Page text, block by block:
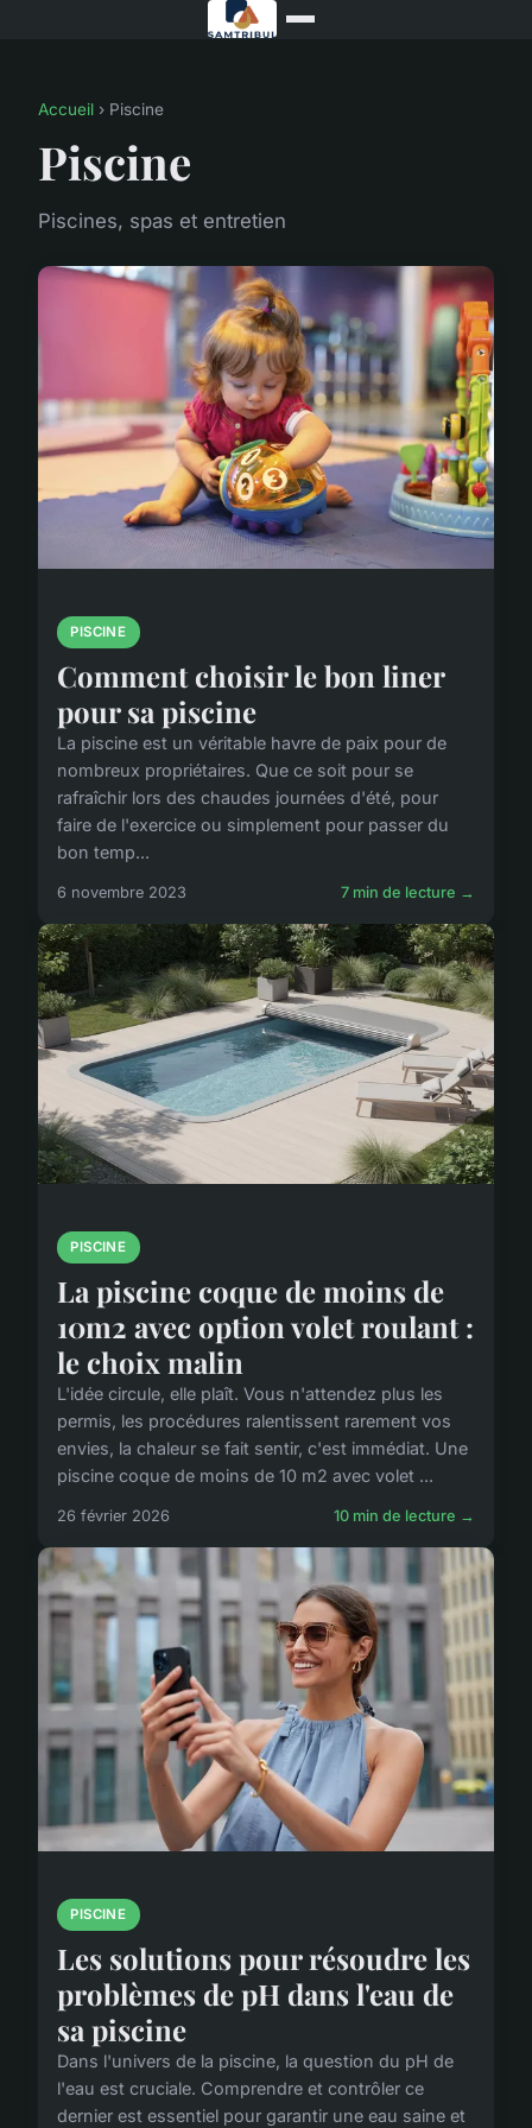
Accueil › Piscine
Piscine
Piscines, spas et entretien
PISCINE
Comment choisir le bon liner
pour sa piscine
La piscine est un véritable havre de paix pour de
nombreux propriétaires. Que ce soit pour se
rafraîchir lors des chaudes journées d'été, pour
faire de l'exercice ou simplement pour passer du
bon temp...
6 novembre 2023 7 min de lecture →
PISCINE
La piscine coque de moins de
10m2 avec option volet roulant :
le choix malin
L'idée circule, elle plaît. Vous n'attendez plus les
permis, les procédures ralentissent rarement vos
envies, la chaleur se fait sentir, c'est immédiat. Une
piscine coque de moins de 10 m2 avec volet ...
26 février 2026 10 min de lecture →
PISCINE
Les solutions pour résoudre les
problèmes de pH dans l'eau de
sa piscine
Dans l'univers de la piscine, la question du pH de
l'eau est cruciale. Comprendre et contrôler ce
dernier est essentiel pour garantir une eau saine et